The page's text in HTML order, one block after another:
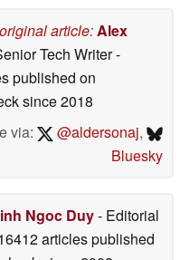
original article:Alex
Tech Writer-
published on
since 2018
via:
@aldersonaj,
Bluesky
Ngoc Duy- Editorial
articles published